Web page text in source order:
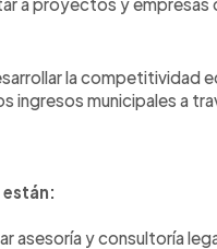
la competitividad
ingresos municipales a
asesoría y consultoría